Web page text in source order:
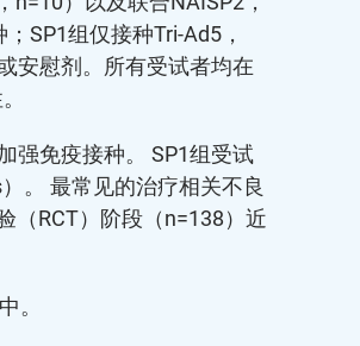
SP1组仅接种Tri-Ad5，
安慰剂。所有受试者均在
强免疫接种。 SP1组受试
。 最常见的治疗相关不良
（RCT）阶段（n=138）近
。